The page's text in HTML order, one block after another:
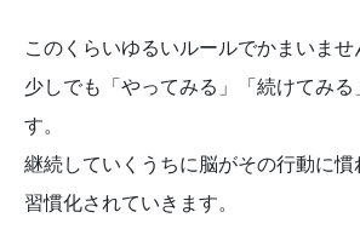
このくらいゆるいルールでかまいませ
少しでも「やってみる」「続けてみ
す。
継続していくうちに脳がその行動に
習慣化されていきます。